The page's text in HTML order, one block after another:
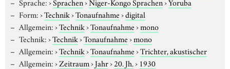
Form:›Technik›Tonaufnahme›digital
Allgemein:›Technik›Tonaufnahme›mono
Technik:›Technik›Tonaufnahme›mono
Allgemein:›Technik›Tonaufnahme›Trichter, akustischer
Allgemein:›Zeitraum›Jahr›20. Jh.› 1930